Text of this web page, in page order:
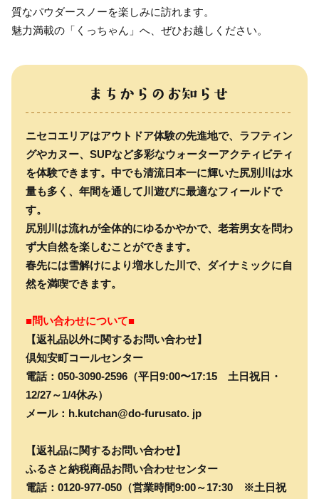
質なパウダースノーを楽しみに訪れます。
魅力満載の「くっちゃん」へ、ぜひお越しください。
ニセコエリアはアウトドア体験の先進地で、ラフティン
グやカヌー、SUPなど多彩なウォーターアクティビティ
を体験できます。中でも清流日本一に輝いた尻別川は水
量も多く、年間を通して川遊びに最適なフィールドで
す。
尻別川は流れが全体的にゆるかやかで、老若男女を問わ
ず大自然を楽しむことができます。
春先には雪解けにより増水した川で、ダイナミックに自
然を満喫できます。
■問い合わせについて■
【返礼品以外に関するお問い合わせ】
倶知安町コールセンター
電話：050-3090-2596（平日9:00〜17:15 土日祝日・
12/27～1/4休み）
メール：h.kutchan@do-furusato. jp
【返礼品に関するお問い合わせ】
ふるさと納税商品お問い合わせセンター
電話：0120-977-050（営業時間9:00～17:30 ※土日祝